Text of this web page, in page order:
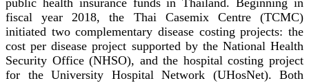
fiscal year 2018, the Thai Casemix Centre (TCMC)
initiated two complementary disease costing projects: the
cost per disease project supported by the National Health
Security Office (NHSO), and the hospital costing project
for the University Hospital Network (UHosNet). Both